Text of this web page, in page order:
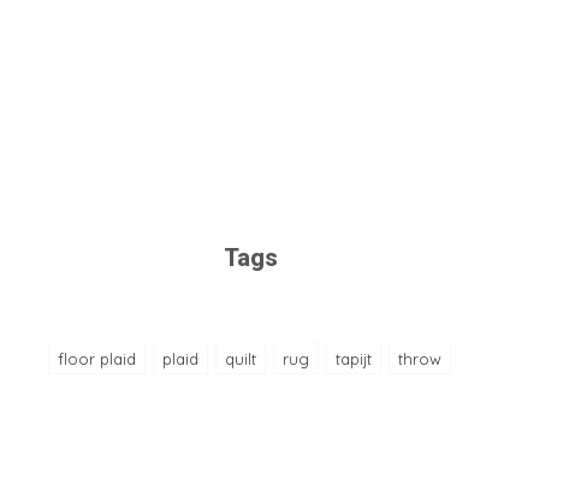
Tags
floor plaid plaid quilt rug tapijt throw